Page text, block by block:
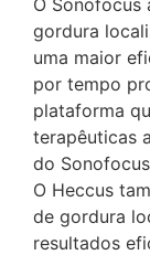
gordura
uma maior
por tempo
plataforma
terapêuticas
do
O Heccus
de gordura
resultados